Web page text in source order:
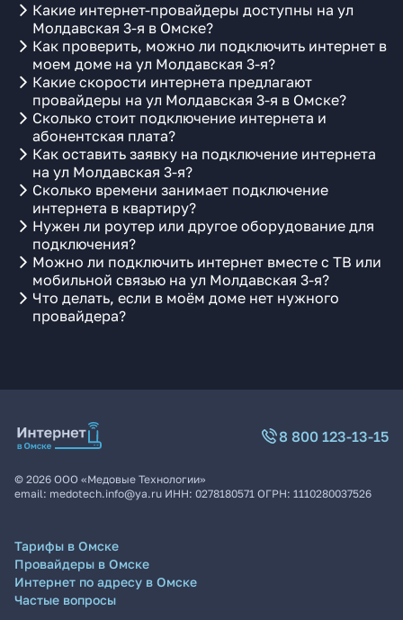
Какие интернет-провайдеры доступны на ул
Молдавская 3-я в Омске?
Как проверить, можно ли подключить интернет в
моем доме на ул Молдавская 3-я?
Какие скорости интернета предлагают
провайдеры на ул Молдавская 3-я в Омске?
Сколько стоит подключение интернета и
абонентская плата?
Как оставить заявку на подключение интернета
на ул Молдавская 3-я?
Сколько времени занимает подключение
интернета в квартиру?
Нужен ли роутер или другое оборудование для
подключения?
Можно ли подключить интернет вместе с ТВ или
мобильной связью на ул Молдавская 3-я?
Что делать, если в моём доме нет нужного
провайдера?
8 800 123-13-15
© 2026 ООО «Медовые Технологии»
email: medotech.info@ya.ru ИНН: 0278180571 ОГРН: 1110280037526
Тарифы в Омске
Провайдеры в Омске
Интернет по адресу в Омске
Частые вопросы